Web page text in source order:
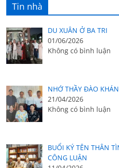
Tin nhà
DU XUÂN Ở BA TRI
01/06/2026
Không có bình luận
NHỚ THẦY ĐÀO
21/04/2026
Không có bình luận
BUỔI KÝ TÊN THÂN
CÔNG LUẬN